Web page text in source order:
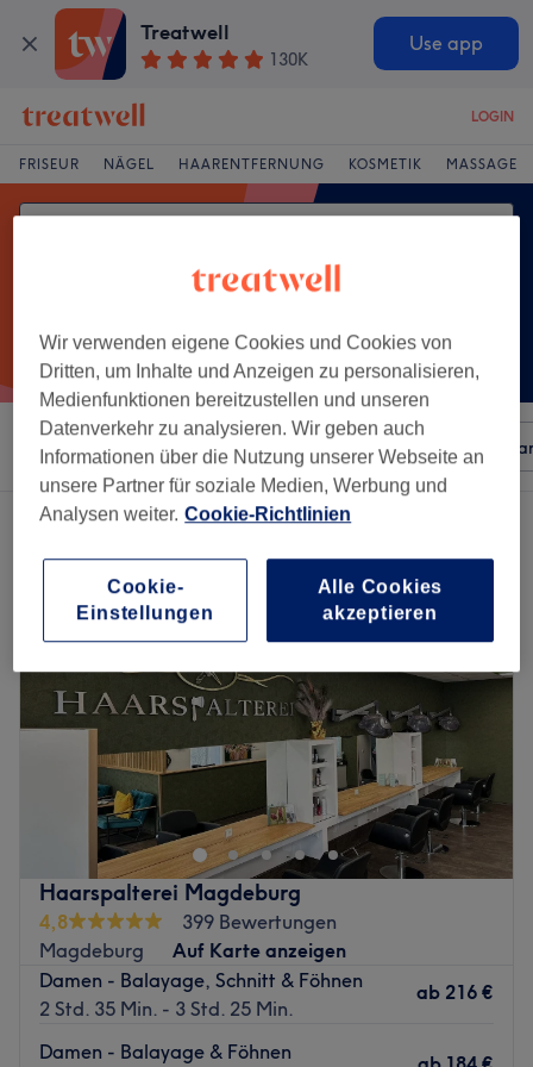
Treatwell
130K
Use app
LOGIN
FRISEUR NÄGEL HAARENTFERNUNG KOSMETIK MASSAGE
Sortieren nach Beliebiger Preis Besonderheiten
Ein Salon, der anbietet: damen - balayage in Sachsen-Anhalt
Haarspalterei Magdeburg
4,8
399 Bewertungen
Magdeburg
Auf Karte anzeigen
Damen - Balayage, Schnitt & Föhnen
2 Std. 35 Min. - 3 Std. 25 Min.
ab 216 €
Damen - Balayage & Föhnen
Wir verwenden eigene Cookies und Cookies von
Dritten, um Inhalte und Anzeigen zu personalisieren,
Medienfunktionen bereitzustellen und unseren
Datenverkehr zu analysieren. Wir geben auch
Informationen über die Nutzung unserer Webseite an
unsere Partner für soziale Medien, Werbung und
Analysen weiter. Cookie-Richtlinien
Cookie-
Einstellungen
Alle Cookies
akzeptieren